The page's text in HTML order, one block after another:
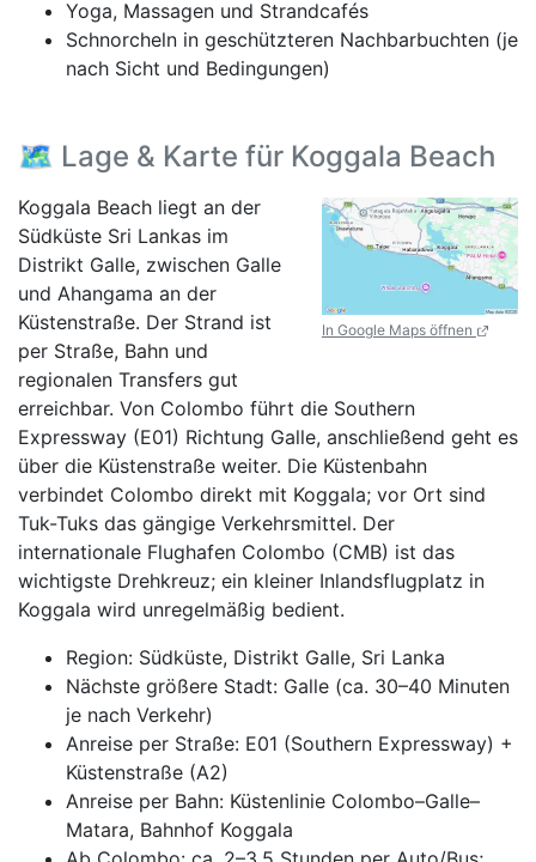
Yoga, Massagen und Strandcafés
Schnorcheln in geschützteren Nachbarbuchten (je
nach Sicht und Bedingungen)
🗺️ Lage & Karte für Koggala Beach
In Google Maps öffnen
Koggala Beach liegt an der
Südküste Sri Lankas im
Distrikt Galle, zwischen Galle
und Ahangama an der
Küstenstraße. Der Strand ist
per Straße, Bahn und
regionalen Transfers gut
erreichbar. Von Colombo führt die Southern
Expressway (E01) Richtung Galle, anschließend geht es
über die Küstenstraße weiter. Die Küstenbahn
verbindet Colombo direkt mit Koggala; vor Ort sind
Tuk-Tuks das gängige Verkehrsmittel. Der
internationale Flughafen Colombo (CMB) ist das
wichtigste Drehkreuz; ein kleiner Inlandsflugplatz in
Koggala wird unregelmäßig bedient.
Region: Südküste, Distrikt Galle, Sri Lanka
Nächste größere Stadt: Galle (ca. 30–40 Minuten
je nach Verkehr)
Anreise per Straße: E01 (Southern Expressway) +
Küstenstraße (A2)
Anreise per Bahn: Küstenlinie Colombo–Galle–
Matara, Bahnhof Koggala